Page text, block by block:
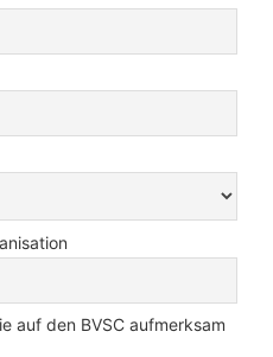
auf den BVSC aufmerksam